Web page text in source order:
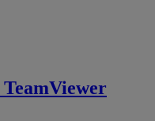
TeamViewer